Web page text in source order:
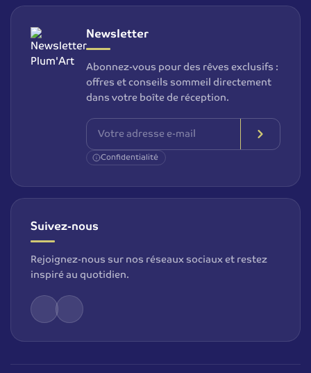
Newsletter
Abonnez-vous pour des rêves exclusifs :
offres et conseils sommeil directement
dans votre boîte de réception.
Confidentialité
Suivez-nous
Rejoignez-nous sur nos réseaux sociaux et restez
inspiré au quotidien.